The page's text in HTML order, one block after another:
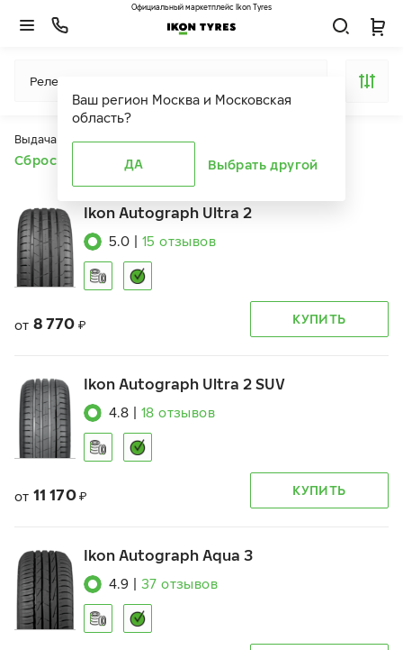
Ваш регион Москва и Московская
область?
ДА Выбрать другой
Официальный маркетплейс Ikon Tyres
Релевантность
Выдача продуктов ограничена действием фильтров
Сбросить все фильтры
Ikon Autograph Ultra 2
5.0 15 отзывов
от 8 770 ₽ КУПИТЬ
Ikon Autograph Ultra 2 SUV
4.8 18 отзывов
от 11 170 ₽ КУПИТЬ
Ikon Autograph Aqua 3
4.9 37 отзывов